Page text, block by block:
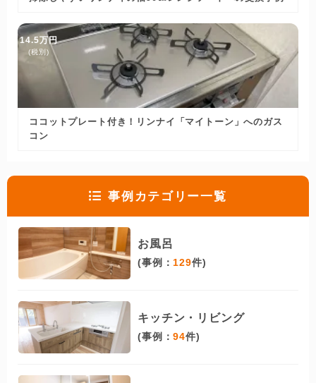
14.5万円
(税別)
ココットプレート付き！リンナイ「マイトーン」へのガス
コン
事例カテゴリー一覧
お風呂
(事例： 129件)
キッチン・リビング
(事例：94件)